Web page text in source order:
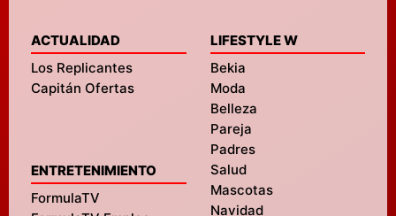
ACTUALIDAD
Los Replicantes
Capitán Ofertas
ENTRETENIMIENTO
FormulaTV
LIFESTYLE W
Bekia
Moda
Belleza
Pareja
Padres
Salud
Mascotas
Navidad